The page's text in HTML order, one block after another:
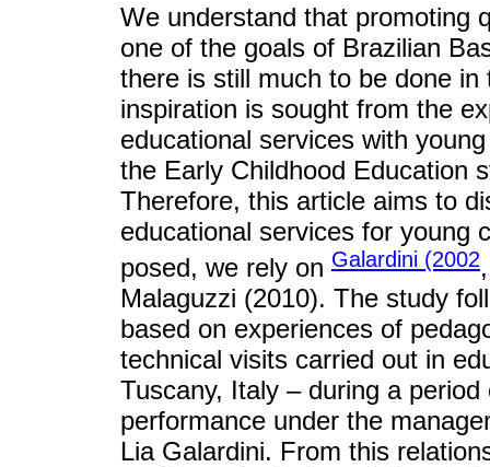
We understand that promoting
one of the goals of Brazilian
there is still much to be done
inspiration is sought from the
educational services with
the Early Childhood Education
Therefore, this article aims to
educational services for young
posed, we rely on Galardini (2002
Malaguzzi (2010). The study
based on experiences of
technical visits carried out in
Tuscany, Italy – during a
performance under the
Lia Galardini. From this